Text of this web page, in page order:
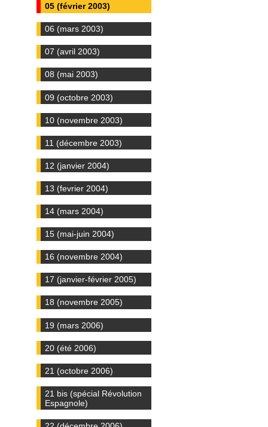
05 (février 2003)
06 (mars 2003)
07 (avril 2003)
08 (mai 2003)
09 (octobre 2003)
10 (novembre 2003)
11 (décembre 2003)
12 (janvier 2004)
13 (fevrier 2004)
14 (mars 2004)
15 (mai-juin 2004)
16 (novembre 2004)
17 (janvier-février 2005)
18 (novembre 2005)
19 (mars 2006)
20 (été 2006)
21 (octobre 2006)
21 bis (spécial Révolution
Espagnole)